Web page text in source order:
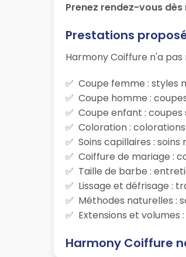
Prenez rendez-vous
Prestations
Harmony Coiffure n'a pas
Coupe femme : styles
Coupe homme :
Coupe enfant :
Coloration :
Soins capillaires :
Coiffure de mariage :
Taille de barbe :
Lissage et défrisage :
Méthodes naturelles :
Extensions et volumes
Harmony Coiffure